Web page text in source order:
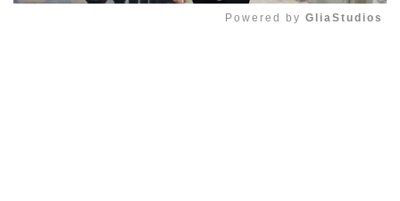
Powered by GliaStudios